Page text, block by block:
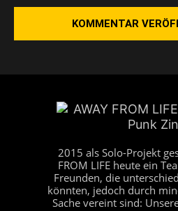
2015 als Solo-Projekt
FROM LIFE heute ein
Freunden, die
könnten, jedoch durch
Sache vereint sind: